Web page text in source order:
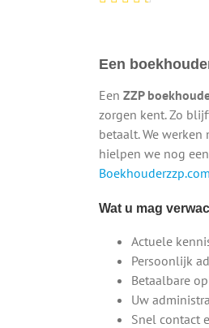
Een
Een ZZP
zorgen kent. Zo
betaalt. We
hielpen we nog
Boekhouderzzp.com
Wat u mag
Actuele
Persoonlijk
Betaalbare
Uw
Snel contact